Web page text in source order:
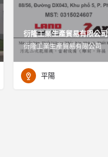
衍隆工業生產貿易有限公司
衍隆工業生產貿易有限公司
平陽